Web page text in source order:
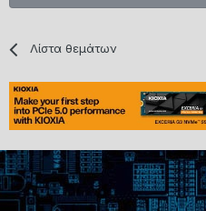
Λίστα θεμάτων